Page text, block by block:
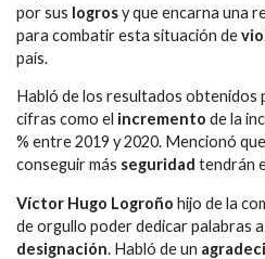
por sus logrosy que encarna una
para combatir esta situación de
país.
Habló de los resultados obtenidos
cifras como el incremento de la
% entre 2019 y 2020. Mencionó
conseguir más seguridad tendrán
Víctor Hugo Logroño hijo de la
de orgullo poder dedicar palabras
designación. Habló de un